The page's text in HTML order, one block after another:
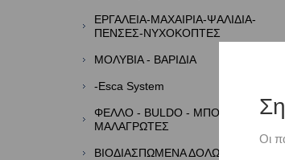
ΕΡΓΑΛΕΙΑ-ΜΑΧΑΙΡΙΑ-ΨΑΛΙΔΙΑ-
ΠΕΝΣΕΣ-ΝΥΧΟΚΟΠΤΕΣ
ΜΟΛΥΒΙΑ - ΒΑΡΙΔΙΑ
-Esca System
ΦΕΛΛΟ - BULDO - ΜΠΟΡΜΠΑΔΕΣ -
ΜΑΛΑΓΡΩΤΕΣ
ΒΙΟΔΙΑΣΠΩΜΕΝΑ ΔΟΛΩΜΑΤΑ
Οι